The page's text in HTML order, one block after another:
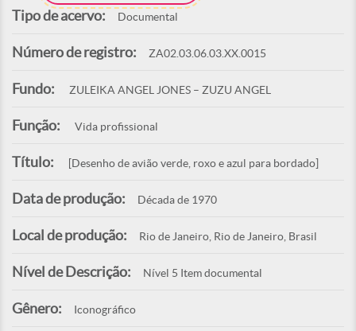
Tipo de acervo: Documental
Número de registro: ZA02.03.06.03.XX.0015
Fundo: ZULEIKA ANGEL JONES – ZUZU ANGEL
Função: Vida profissional
Título: [Desenho de avião verde, roxo e azul para bordado]
Data de produção: Década de 1970
Local de produção: Rio de Janeiro, Rio de Janeiro, Brasil
Nível de Descrição: Nível 5 Item documental
Gênero: Iconográfico